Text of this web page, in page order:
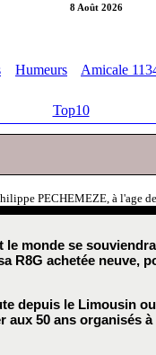
8 Août 2026
Humeurs Amicale
Top10
PECHEMEZE, à l'age
monde se
R8G achetée neuve,
depuis le Limousin
aux 50 ans organisés à